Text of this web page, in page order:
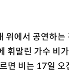
위에서 공연하
휘말린 가수 비
면 비는 17일